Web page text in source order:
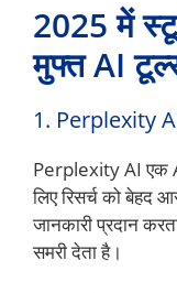
2025 में
मुफ्त AI
1. Perplexity
Perplexity AI एक
लिए रिसर्च को बेहद
जानकारी प्रदान
समरी देता है।